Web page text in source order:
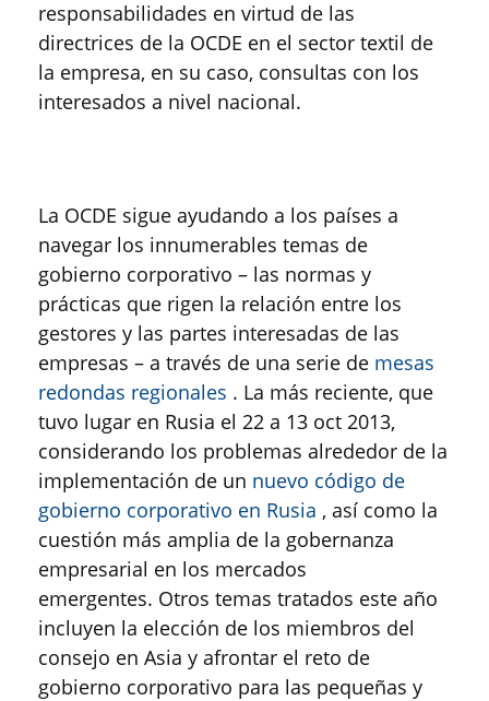
responsabilidades en virtud de las
directrices de la OCDE en el sector textil de
la empresa, en su caso, consultas con los
interesados ​​a nivel nacional.
La OCDE sigue ayudando a los países a
navegar los innumerables temas de
gobierno corporativo – las normas y
prácticas que rigen la relación entre los
gestores y las partes interesadas de las
empresas – a través de una serie de mesas
redondas regionales . La más reciente, que
tuvo lugar en Rusia el 22 a 13 oct 2013,
considerando los problemas alrededor de la
implementación de un nuevo código de
gobierno corporativo en Rusia , así como la
cuestión más amplia de la gobernanza
empresarial en los mercados
emergentes. Otros temas tratados este año
incluyen la elección de los miembros del
consejo en Asia y afrontar el reto de
gobierno corporativo para las pequeñas y